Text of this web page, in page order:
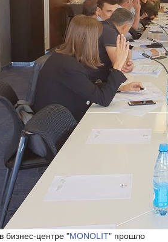
бизнес-центре "MONOLIT" прошло